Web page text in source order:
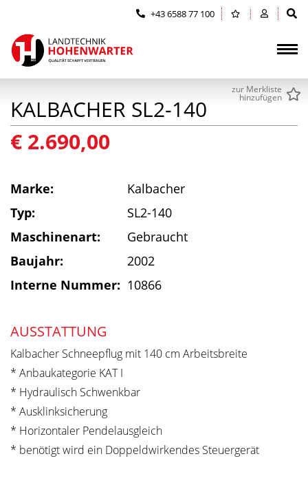
Zum Inhalt springen (Alt+0)
Zum Hauptmenü springen (Alt+1)
+43 6588 77 100
zur Merkliste
hinzufügen
KALBACHER SL2-140
€ 2.690,00
Marke:
Kalbacher
Typ:
SL2-140
Maschinenart:
Gebraucht
Baujahr:
2002
Interne Nummer: 10866
AUSSTATTUNG
Kalbacher Schneepflug mit 140 cm Arbeitsbreite
* Anbaukategorie KAT I
* Hydraulisch Schwenkbar
* Ausklinksicherung
* Horizontaler Pendelausgleich
* benötigt wird ein Doppeldwirkendes Steuergerät